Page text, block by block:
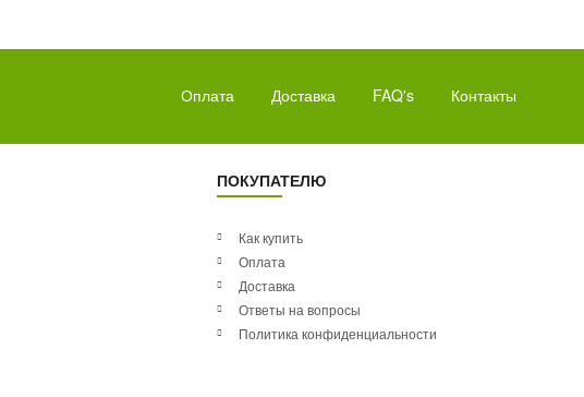
Оплата Доставка FAQ's Контакты
ПОКУПАТЕЛЮ
Как купить
Оплата
Доставка
Ответы на вопросы
Политика конфиденциальности